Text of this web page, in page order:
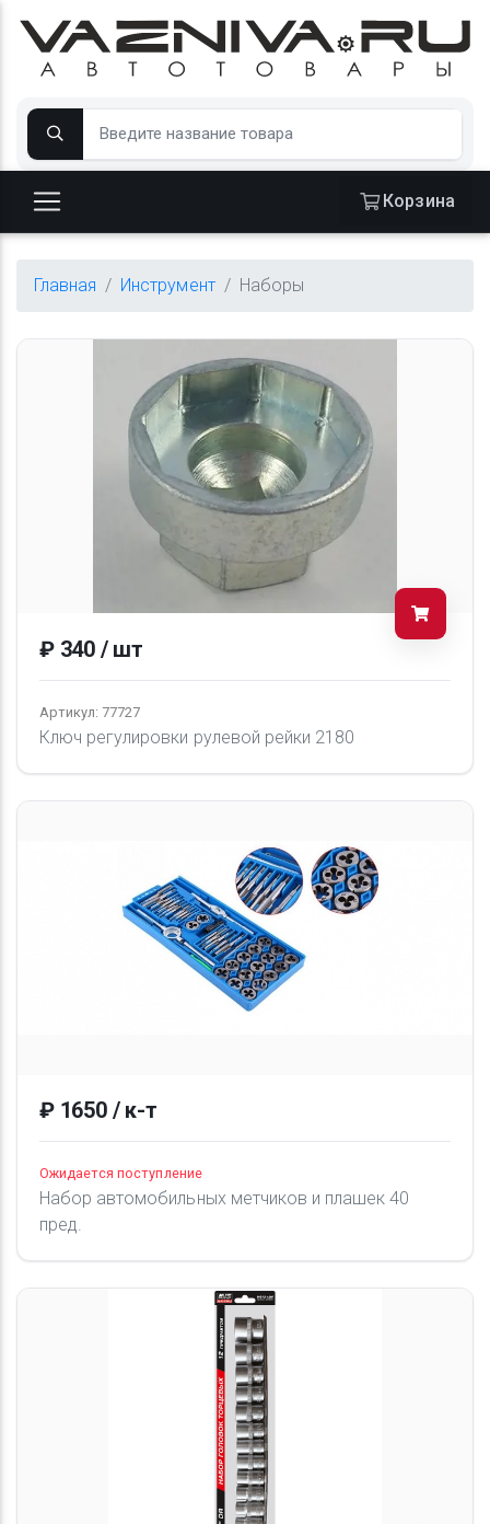
Корзина
Главная Инструмент Наборы
₽ 340 / шт
Артикул: 77727
Ключ регулировки рулевой рейки 2180
₽ 1650 / к-т
Ожидается поступление
Набор автомобильных метчиков и плашек 40
пред.